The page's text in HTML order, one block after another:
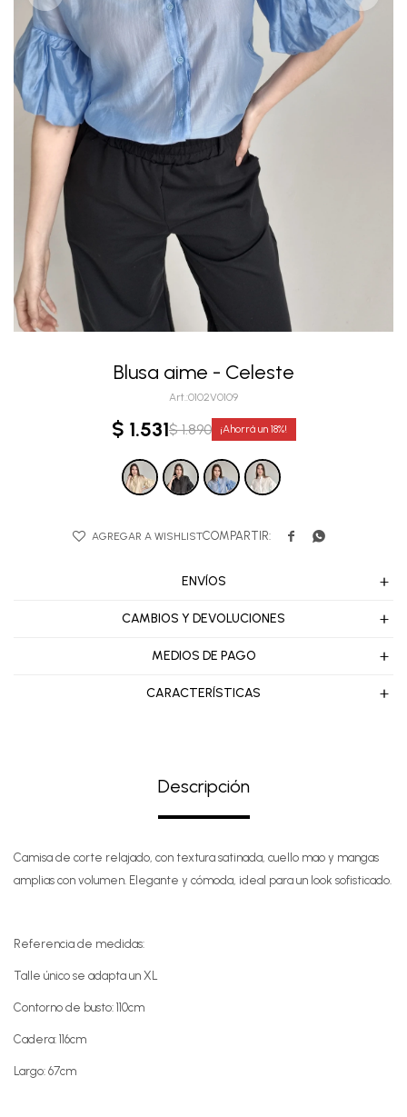
Blusa aime - Celeste
0102V0109
$ 1.531$ 1.890 18
 
ENVÍOS
CAMBIOS Y DEVOLUCIONES
MEDIOS DE PAGO
CARACTERÍSTICAS
Descripción
Camisa de corte relajado, con textura satinada, cuello mao y mangas
amplias con volumen. Elegante y cómoda, ideal para un look sofisticado.
Referencia de medidas:
Talle único se adapta un XL
Contorno de busto: 110cm
Cadera: 116cm
Largo: 67cm